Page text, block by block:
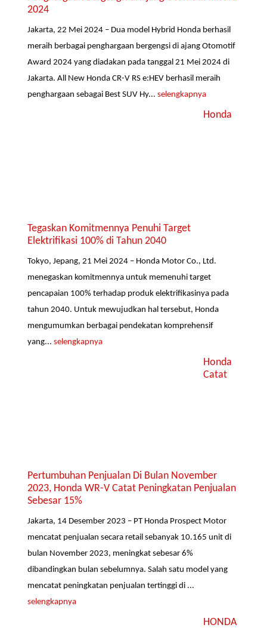
2024
Jakarta, 22 Mei 2024 – Dua model Hybrid Honda berhasil
meraih berbagai penghargaan bergengsi di ajang Otomotif
Award 2024 yang diadakan pada tanggal 21 Mei 2024 di
Jakarta. All New Honda CR-V RS e:HEV berhasil meraih
penghargaan sebagai Best SUV Hy...selengkapnya
Honda
Tegaskan Komitmennya Penuhi Target
Elektrifikasi 100% di Tahun 2040
Tokyo, Jepang, 21 Mei 2024 – Honda Motor Co., Ltd.
menegaskan komitmennya untuk memenuhi target
pencapaian 100% terhadap produk elektrifikasinya pada
tahun 2040. Untuk mewujudkan hal tersebut, Honda
mengumumkan berbagai pendekatan komprehensif
yang...selengkapnya
Honda
Catat
Pertumbuhan Penjualan Di Bulan November
2023, Honda WR-V Catat Peningkatan Penjualan
Sebesar 15%
Jakarta, 14 Desember 2023 – PT Honda Prospect Motor
mencatat penjualan secara retail sebanyak 10.165 unit di
bulan November 2023, meningkat sebesar 6%
dibandingkan bulan sebelumnya. Salah satu model yang
mencatat peningkatan penjualan tertinggi di ...
selengkapnya
HONDA